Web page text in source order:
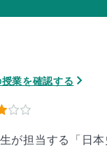
業を確認する
が担当する「日